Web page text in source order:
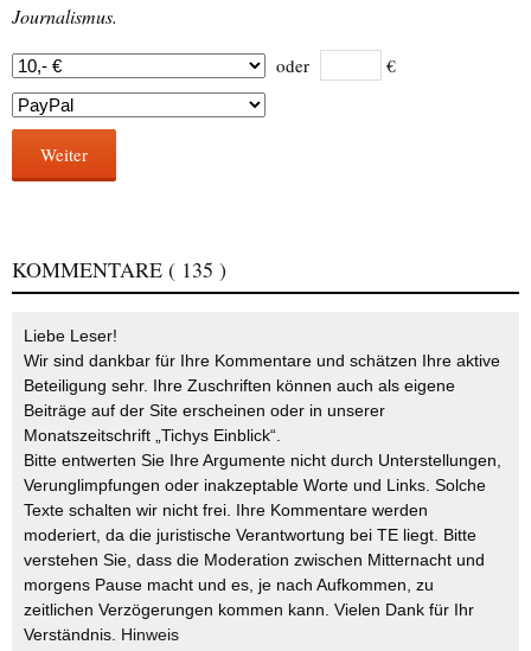
Journalismus.
oder €
Weiter
KOMMENTARE ( 135 )
Liebe Leser!
Wir sind dankbar für Ihre Kommentare und schätzen Ihre aktive
Beteiligung sehr. Ihre Zuschriften können auch als eigene
Beiträge auf der Site erscheinen oder in unserer
Monatszeitschrift „Tichys Einblick“.
Bitte entwerten Sie Ihre Argumente nicht durch Unterstellungen,
Verunglimpfungen oder inakzeptable Worte und Links. Solche
Texte schalten wir nicht frei. Ihre Kommentare werden
moderiert, da die juristische Verantwortung bei TE liegt. Bitte
verstehen Sie, dass die Moderation zwischen Mitternacht und
morgens Pause macht und es, je nach Aufkommen, zu
zeitlichen Verzögerungen kommen kann. Vielen Dank für Ihr
Verständnis. Hinweis